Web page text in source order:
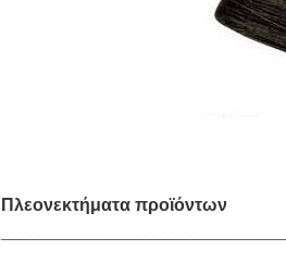
Πλεονεκτήματα προϊόντων